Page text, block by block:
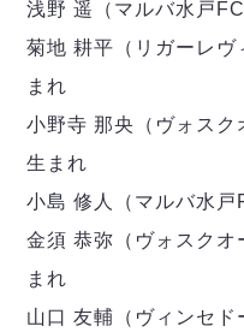
浅野 遥（マルバ水戸
菊地 耕平（リガーレ
まれ
小野寺 那央（ヴォス
生まれ
小島 修人（マルバ水
金須 恭弥（ヴォスク
まれ
山口 友輔（ヴィンセ